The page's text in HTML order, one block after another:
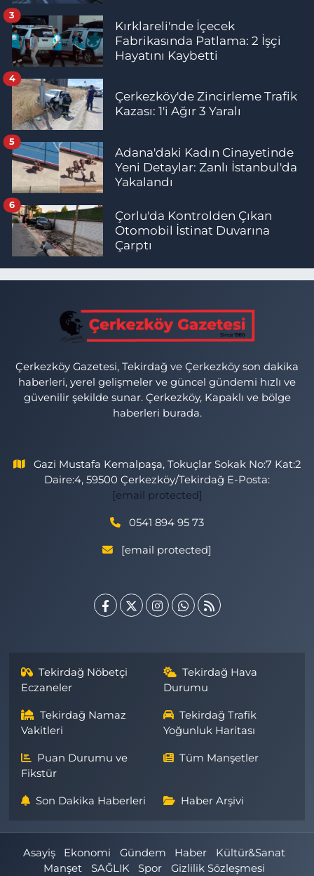
Kırklareli'nde İçecek
Fabrikasında Patlama: 2 İşçi
Hayatını Kaybetti
3
Çerkezköy'de Zincirleme Trafik
Kazası: 1'i Ağır 3 Yaralı
4
Adana'daki Kadın Cinayetinde
Yeni Detaylar: Zanlı İstanbul'da
Yakalandı
5
Çorlu'da Kontrolden Çıkan
Otomobil İstinat Duvarına
Çarptı
6
Çerkezköy Gazetesi, Tekirdağ ve Çerkezköy son dakika
haberleri, yerel gelişmeler ve güncel gündemi hızlı ve
güvenilir şekilde sunar. Çerkezköy, Kapaklı ve bölge
haberleri burada.
Gazi Mustafa Kemalpaşa, Tokuçlar Sokak No:7 Kat:2
Daire:4, 59500 Çerkezköy/Tekirdağ E-Posta:
[email protected]
0541 894 95 73
[email protected]
Tekirdağ Nöbetçi
Eczaneler
Tekirdağ Hava
Durumu
Tekirdağ Namaz
Vakitleri
Tekirdağ Trafik
Yoğunluk Haritası
Puan Durumu ve
Fikstür
Tüm Manşetler
Son Dakika Haberleri Haber Arşivi
Asayiş Ekonomi Gündem Haber
Kültür&Sanat
Manşet
SAĞLIK Spor Gizlilik Sözleşmesi